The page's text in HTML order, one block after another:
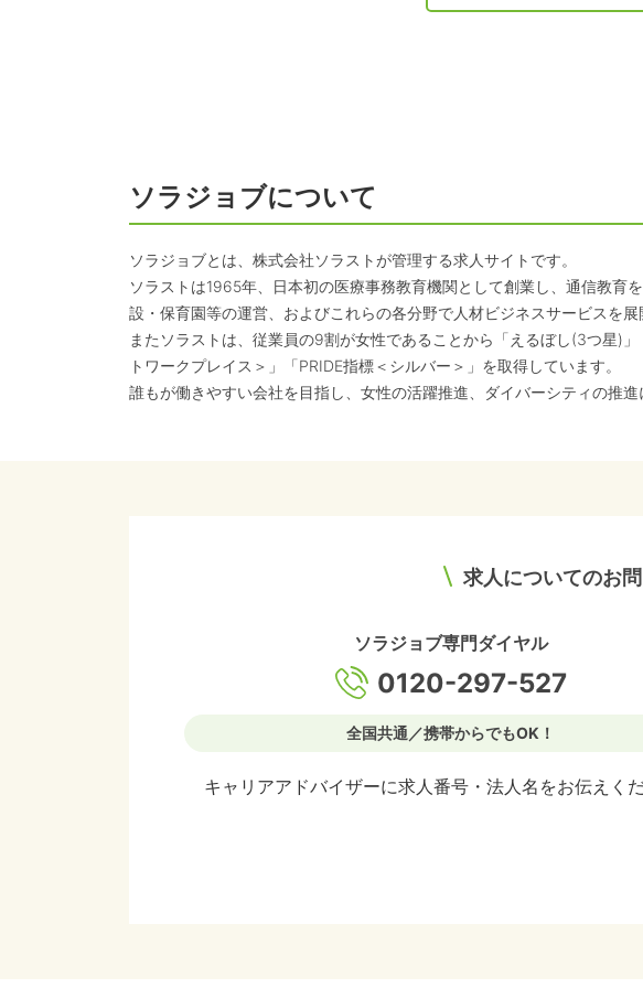
ソラジョブについて
ソラジョブとは、株式会社ソラストが管理する求人サイトです。
ソラストは1965年、日本初の医療事務教育機関として創業し、通信教
設・保育園等の運営、およびこれらの各分野で人材ビジネスサービスを展
またソラストは、従業員の9割が女性であることから「えるぼし(3つ星)
トワークプレイス＞」「PRIDE指標＜シルバー＞」を取得しています。
誰もが働きやすい会社を目指し、女性の活躍推進、ダイバーシティの推進
求人についてのお
ソラジョブ専門ダイヤル
0120-297-527
全国共通／携帯からでもOK！
キャリアアドバイザーに求人番号・法人名をお伝えくだ